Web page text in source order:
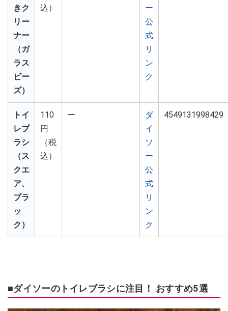
きク
リー
ナー
（ガ
ラス
ビー
ズ）
込）
ー
公
式
リ
ン
ク
トイ
レブ
ラシ
（ス
クエ
ア、
ブラ
ッ
ク）
110
円
（税
込）
ー
ダ
イ
ソ
ー
公
式
リ
ン
ク
4549131998429
■ダイソーのトイレブラシに注目！ おすすめ5選